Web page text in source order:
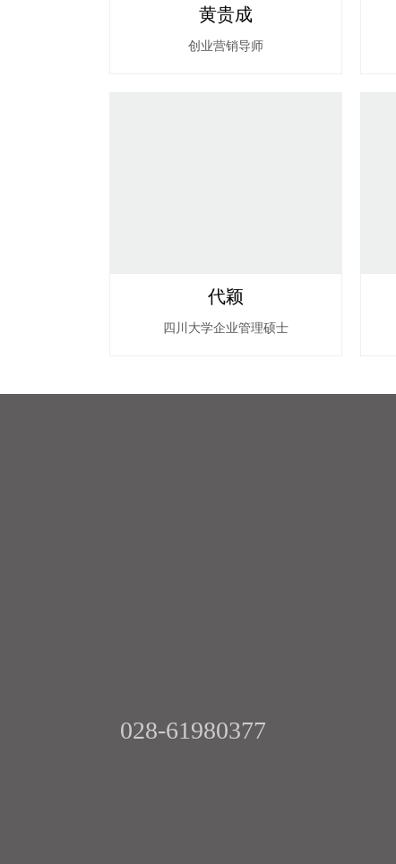
黄贵成
创业营销导师
代颖
四川大学企业管理硕士
028-61980377